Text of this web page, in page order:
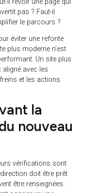
page cas client peut
à contacter l’agence ou
mais aussi cohérents.
ne cliquera pas
devis”. Il peut être plus
un diagnostic ou un
déjà convaincu doit
l’entreprise sans
par la réassurance. Les
chiffres clés,
doivent être intégrés
pas être isolés
Ils doivent